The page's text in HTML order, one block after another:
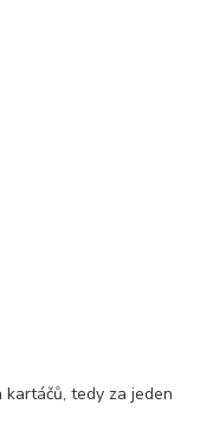
tedy za jeden